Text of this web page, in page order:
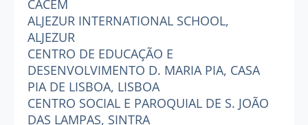
CACÉM
ALJEZUR INTERNATIONAL SCHOOL,
ALJEZUR
CENTRO DE EDUCAÇÃO E
DESENVOLVIMENTO D. MARIA PIA, CASA
PIA DE LISBOA, LISBOA
CENTRO SOCIAL E PAROQUIAL DE S. JOÃO
DAS LAMPAS, SINTRA